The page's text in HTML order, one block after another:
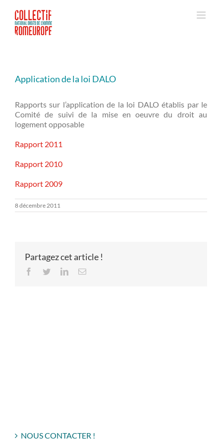
contenu
Application de la loi DALO
Rapports sur l’application de la loi DALO établis par le
Comité de suivi de la mise en oeuvre du droit au
logement opposable
Rapport 2011
Rapport 2010
Rapport 2009
8 décembre 2011
Partagez cet article !
Facebook
TwitterLinkedInEmail
NOUS CONTACTER !